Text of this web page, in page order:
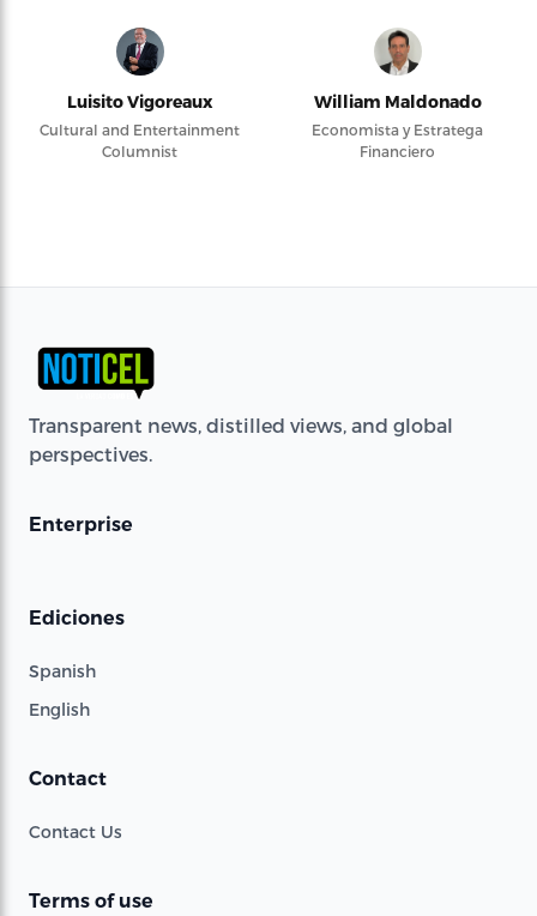
Luisito Vigoreaux
Cultural and Entertainment
Columnist
William Maldonado
Economista y Estratega
Financiero
Transparent news, distilled views, and global
perspectives.
Enterprise
Ediciones
Spanish
English
Contact
Contact Us
Terms of use